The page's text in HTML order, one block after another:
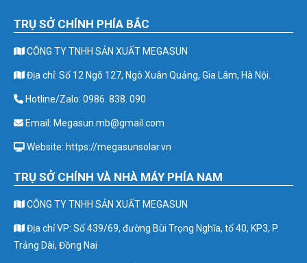
TRỤ SỞ CHÍNH PHÍA BẮC
CÔNG TY TNHH SẢN XUẤT MEGASUN
Địa chỉ: Số 12 Ngõ 127, Ngô Xuân Quảng, Gia Lâm, Hà Nội.
Hotline/Zalo: 0986. 838. 090
Email: Megasun.mb@gmail.com
Website: https://megasunsolar.vn
TRỤ SỞ CHÍNH VÀ NHÀ MÁY PHÍA NAM
CÔNG TY TNHH SẢN XUẤT MEGASUN
Địa chỉ VP: Số 439/69, đường Bùi Trọng Nghĩa, tổ 40, KP3, P.
Trảng Dài, Đồng Nai